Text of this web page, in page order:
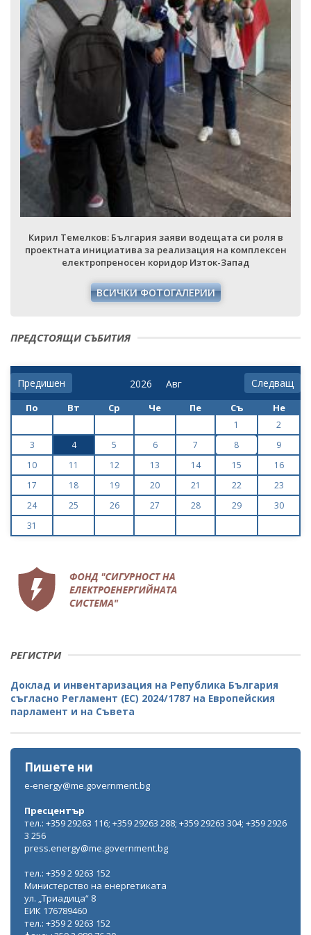
Кирил Темелков: България заяви водещата си роля в
проектната инициатива за реализация на комплексен
електропреносен коридор Изток-Запад
ВСИЧКИ ФОТОГАЛЕРИИ
НАЦИОНАЛЕН ПЛАН ЗА ИНВЕСТИЦИИ
ТЕРИТОРИАЛНИ ПЛАНОВЕ ЗА СПРАВЕДЛИВ ПРЕХОД
ПРЕДСТОЯЩИ СЪБИТИЯ
Предишен Следващ
По Вт Ср Че Пе Съ Не
1
2
3
4 5 6 7 8
9
10
11 12 13 14 15
16
17
18 19 20 21 22
23
24
25 26 27 28 29
30
31
РЕГИСТРИ
Доклад и инвентаризация на Република България
съгласно Регламент (ЕС) 2024/1787 на Европейския
парламент и на Съвета
Пишете ни
e-energy@me.government.bg
Пресцентър
тел.: +359 29263 116; +359 29263 288; +359 29263 304; +359 2926
3 256
press.energy@me.government.bg
тел.: +359 2 9263 152
Министерство на енергетиката
ул. „Триадица“ 8
ЕИК 176789460
тел.: +359 2 9263 152